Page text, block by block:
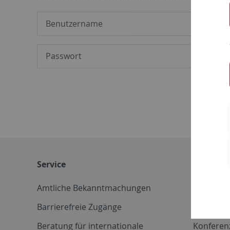
Service
Amtliche Bekanntmachungen
Barrierefreie Zugänge
Beratung für internationale